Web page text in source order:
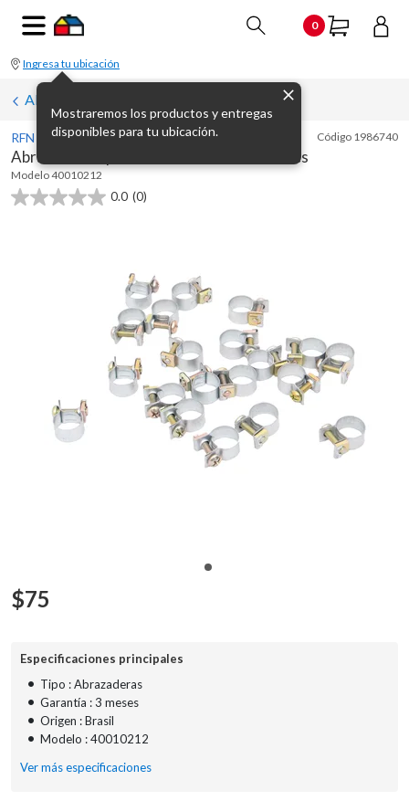
0
Ingresa tu ubicación
Mostraremos los productos y entregas
disponibles para tu ubicación.
Abrazaderas
RFN Código 1986740
Abrazadera a presión 12/1 mm x 2 unidades
Modelo40010212
0.0 (0)
0.0
$75
Especificaciones principales
• Tipo : Abrazaderas
• Garantía : 3 meses
• Origen : Brasil
• Modelo : 40010212
Ver más especificaciones